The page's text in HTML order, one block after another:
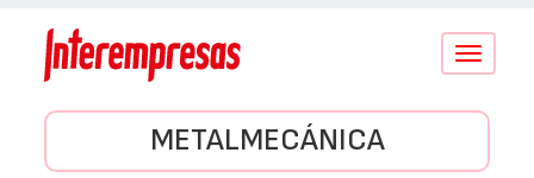
Conmutar
METALMECÁNICA